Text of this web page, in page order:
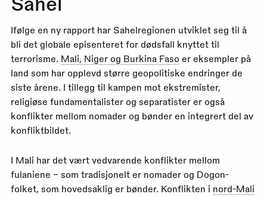
Ifølge en ny rapport har Sahelregionen utviklet seg til å
bli det globale episenteret for dødsfall knyttet til
terrorisme. Mali, Niger og Burkina Fasoer eksempler på
land som har opplevd større geopolitiske endringer de
siste årene. I tillegg til kampen mot ekstremister,
religiøse fundamentalister og separatister er også
konflikter mellom nomader og bønder en integrert del av
konfliktbildet.
I Mali har det vært vedvarende konflikter mellom
fulaniene – som tradisjonelt er nomader og Dogon-
folket, som hovedsaklig er bønder. Konflikten i nord-Mali